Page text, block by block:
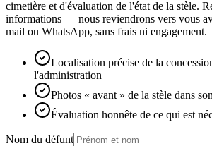
cimetière et d'évaluation de l'état de la stèle.
informations — nous reviendrons vers vous
mail ou WhatsApp, sans frais ni engagement.
Localisation précise de la
l'administration
Photos « avant » de la stèle dans
Évaluation honnête de ce qui est
Nom du défunt